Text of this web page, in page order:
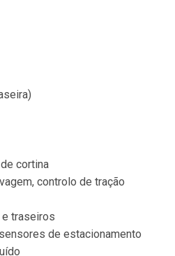
cortina
controlo de tração
traseiros
de estacionamento